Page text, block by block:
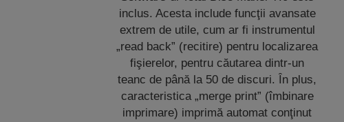
inclus. Acesta include funcţii avansate
extrem de utile, cum ar fi instrumentul
„read back” (recitire) pentru localizarea
fişierelor, pentru căutarea dintr-un
teanc de până la 50 de discuri. În plus,
caracteristica „merge print” (îmbinare
imprimare) imprimă automat conţinut